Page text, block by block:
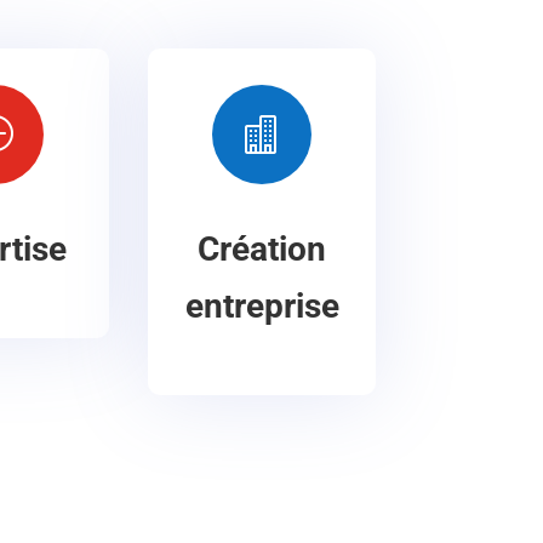

Création
entreprise